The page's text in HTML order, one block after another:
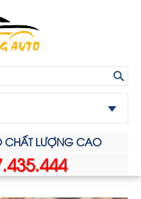
CHẤT LƯỢNG CAO